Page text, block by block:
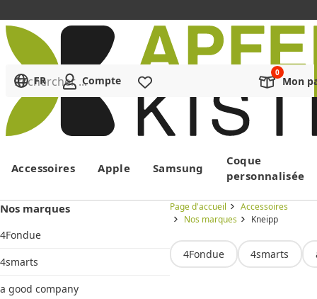
Menu
Rechercher ...
FR Compte Mon
Accessoires Apple Samsung
Coque
personnalisée
Nos marques
4Fondue
4smarts
a good company
Page d'accueil
Accessoires
Nos marques
Kneipp
4Fondue 4smarts